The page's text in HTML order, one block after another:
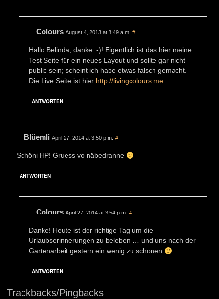
Colours August 4, 2013 at 8:49 a.m. #
Hallo Belinda, danke :-)! Eigentlich ist das hier meine
Test Seite für ein neues Layout und sollte gar nicht
public sein; scheint ich habe etwas falsch gemacht.
Die Live Seite ist hier http://livingcolours.me
ANTWORTEN
Blüemli April 27, 2014 at 3:50 p.m. #
Schöni HP! Gruess vo näbedranne
ANTWORTEN
Colours April 27, 2014 at 3:54 p.m. #
Danke! Heute ist der richtige Tag um die
Urlaubserinnerungen zu beleben … und uns nach der
Gartenarbeit gestern ein wenig zu schonen
ANTWORTEN
Trackbacks/Pingbacks